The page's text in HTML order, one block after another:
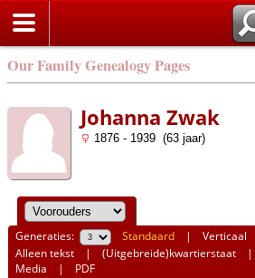
Our Family Genealogy Pages
Johanna Zwak
1876 - 1939 (63 jaar)
Generaties: Standaard |Verticaal
Alleen tekst |(Uitgebreide)kwartierstaat
Media | PDF